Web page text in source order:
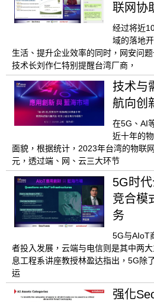
联网协
经过将近
域的落地
生活、提升企业效率的同时，网安问
技术长刘作仁特别提醒台湾厂商，
技术与
航向创
在5G、AI
近十年的
面貌，根据统计，2023年台湾的物联
元，透过端、网、云三大环节
5G时
竞合模
务
5G与AIoT
者投入发展，云端与电信则是其中两
息工程系讲座教授林盈达指出，5G除
运
强化